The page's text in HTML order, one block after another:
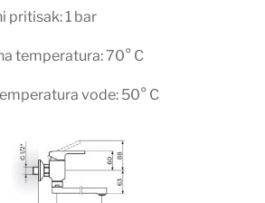
pritisak: 1 bar
temperatura: 70° C
vode: 50° C